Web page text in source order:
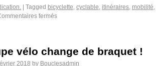
Tagged bicyclette, cyclable, itinéraires, mobilité,
fermés
vélo change de braquet !
2018 by Bouclesadmin